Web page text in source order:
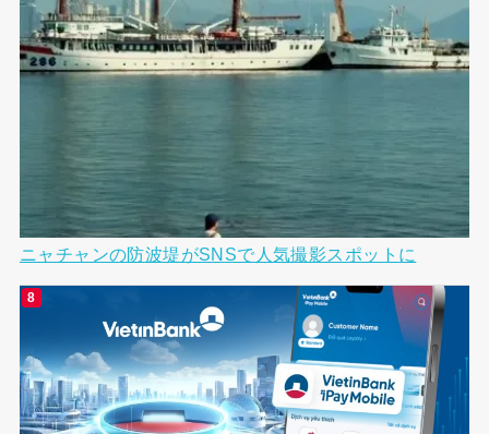
ニャチャンの防波堤がSNSで人気撮影スポットに